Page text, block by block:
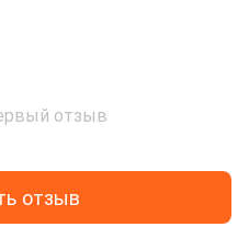
отзыв
отзыв